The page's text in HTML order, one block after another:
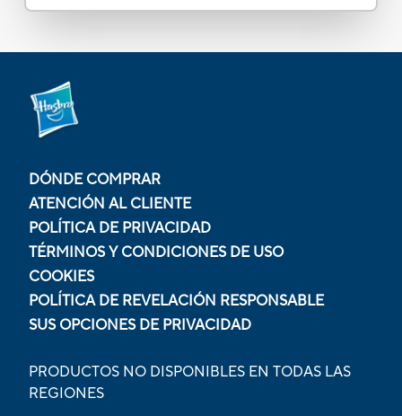
DÓNDE COMPRAR
ATENCIÓN AL CLIENTE
POLÍTICA DE PRIVACIDAD
TÉRMINOS Y CONDICIONES DE USO
COOKIES
POLÍTICA DE REVELACIÓN RESPONSABLE
SUS OPCIONES DE PRIVACIDAD
PRODUCTOS NO DISPONIBLES EN TODAS LAS
REGIONES